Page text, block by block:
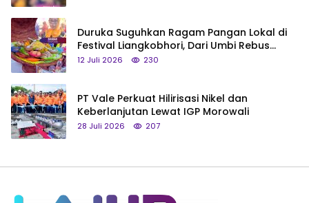
Duruka Suguhkan Ragam Pangan Lokal di
Festival Liangkobhori, Dari Umbi Rebus
hingga Tumpeng Beras Muna
12 Juli 2026 230
PT Vale Perkuat Hilirisasi Nikel dan
Keberlanjutan Lewat IGP Morowali
28 Juli 2026 207